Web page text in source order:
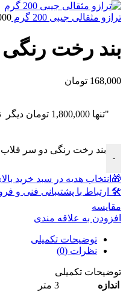
ترازو مثقالی جیبی 200 گرم
بند رخت رنگی
168,000 تومان
"تنها 1,800,000 تومان دیگر
-
بند رخت رنگی دو سر قلاب
🎁انتخاب هدیه در سبد خرید بالای 500,000
🛠 ارتباط با پشتیبانی فنی و
مقايسه
افزودن به علاقه مندی
توضیحات تکمیلی
نظرات (0)
توضیحات تکمیلی
اندازه
3 متر